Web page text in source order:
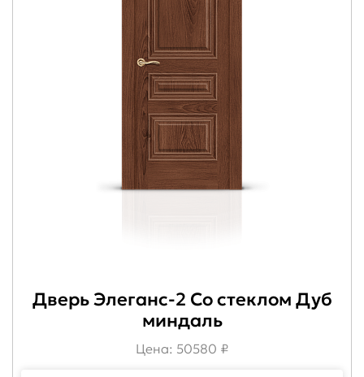
Дверь Элеганс-2 Со стеклом Дуб
миндаль
Цена: 50580 ₽